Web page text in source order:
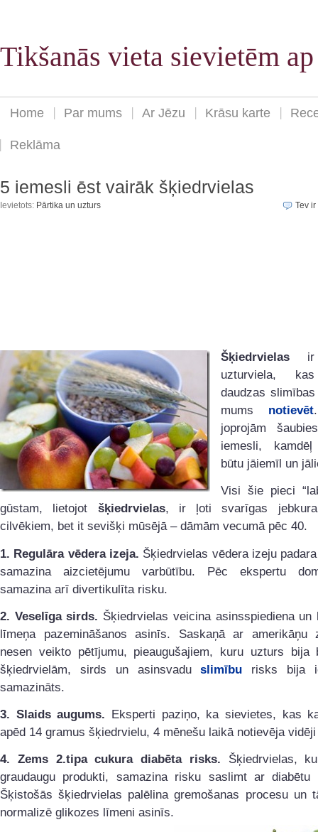
Tikšanās vieta sievietēm
Home Par mums Ar Jēzu Krāsu karte
Reklāma
5 iemesli ēst vairāk šķiedrvielas
Ievietots: Pārtika un uzturs Tev ir
Šķiedrvielas ir
uzturviela,
daudzas
mums notievēt
joprojām
iemesli,
būtu jāiemīl un
Visi šie pieci
gūstam, lietojot šķiedrvielas, ir ļoti svarīgas jebkura
cilvēkiem, bet it sevišķi mūsējā – dāmām vecumā pēc 40.
1. Regulāra vēdera izeja. Šķiedrvielas vēdera izeju
samazina aizcietējumu varbūtību. Pēc ekspertu
samazina arī divertikulīta risku.
2. Veselīga sirds. Šķiedrvielas veicina asinsspiediena un
līmeņa pazemināšanos asinīs. Saskaņā ar amerikāņu
nesen veikto pētījumu, pieaugušajiem, kuru uzturs bija
šķiedrvielām, sirds un asinsvaduslimību risks bija
samazināts.
3. Slaids augums. Eksperti paziņo, ka sievietes, kas
apēd 14 gramus šķiedrvielu, 4 mēnešu laikā notievēja
4. Zems 2.tipa cukura diabēta risks. Šķiedrvielas,
graudaugu produkti, samazina risku saslimt ar diabētu
Šķistošās šķiedrvielas palēlina gremošanas procesu un
normalizē glikozes līmeni asinīs.